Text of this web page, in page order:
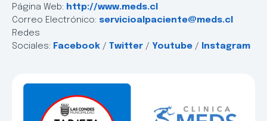
Página Web: http://www.meds.cl
Correo Electrónico: servicioalpaciente@meds.cl
Redes
Sociales: Facebook / Twitter / Youtube / Instagram